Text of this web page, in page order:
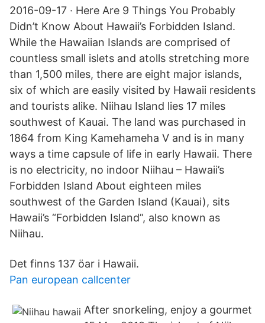
2016-09-17 · Here Are 9 Things You Probably
Didn’t Know About Hawaii’s Forbidden Island.
While the Hawaiian Islands are comprised of
countless small islets and atolls stretching more
than 1,500 miles, there are eight major islands,
six of which are easily visited by Hawaii residents
and tourists alike. Niihau Island lies 17 miles
southwest of Kauai. The land was purchased in
1864 from King Kamehameha V and is in many
ways a time capsule of life in early Hawaii. There
is no electricity, no indoor Niihau – Hawaii’s
Forbidden Island About eighteen miles
southwest of the Garden Island (Kauai), sits
Hawaii’s “Forbidden Island”, also known as
Niihau.
Det finns 137 öar i Hawaii.
Pan european callcenter
After snorkeling, enjoy a gourmet